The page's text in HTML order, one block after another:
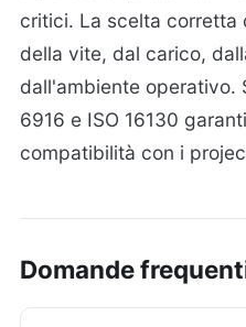
critici. La scelta corretta
della vite, dal carico,
dall'ambiente operativo.
6916 e ISO 16130
compatibilità con i
Domande